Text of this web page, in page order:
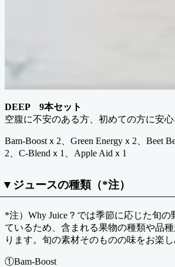
DEEP 9本セット
空腹に不安のある方、初めての方に安心
Bam-Boostｘ2、Green Energyｘ2、Beet
2、C-Blendｘ1、Apple Aidｘ1
▼ジュースの種類（*注）
*注）Why Juice？では季節に応じた旬の
ているため、含まれる果物の種類や品
ります。旬の素材そのものの味をお楽し
①Bam-Boost